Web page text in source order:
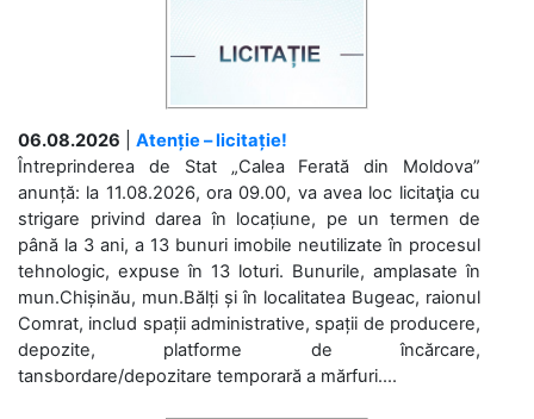
06.08.2026
Atenție – licitație!
Întreprinderea de Stat „Calea Ferată din Moldova”
anunță: la 11.08.2026, ora 09.00, va avea loc licitaţia cu
strigare privind darea în locațiune, pe un termen de
până la 3 ani, a 13 bunuri imobile neutilizate în procesul
tehnologic, expuse în 13 loturi. Bunurile, amplasate în
mun.Chișinău, mun.Bălți și în localitatea Bugeac, raionul
Comrat, includ spații administrative, spații de producere,
depozite, platforme de încărcare,
tansbordare/depozitare temporară a mărfuri....